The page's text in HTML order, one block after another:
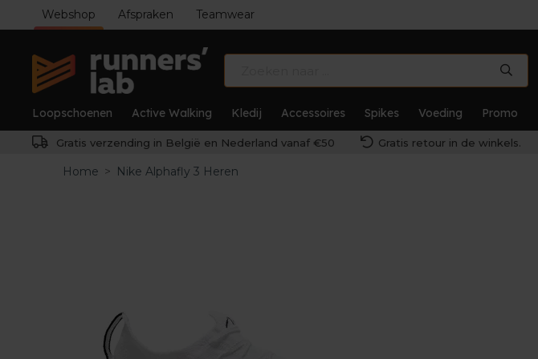
Webshop Afspraken Teamwear
Loopschoenen Active Walking Kledij Accessoires Spikes Voeding Promo
Gratis verzending in België en Nederland vanaf €50 Gratis retour in de winkels.
Home > Nike Alphafly 3 Heren